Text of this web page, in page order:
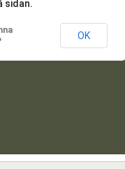
sidan.
OK